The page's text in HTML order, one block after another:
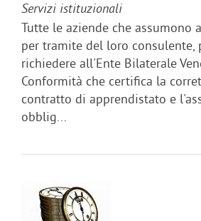
Servizi istituzionali
Tutte le aziende che assumono
per tramite del loro consulente,
richiedere all'Ente Bilaterale
Conformità che certifica la
contratto di apprendistato e
obblig...